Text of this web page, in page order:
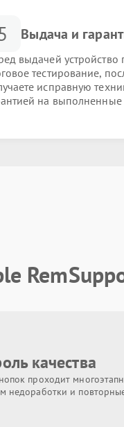
Выдача и
выдачей устройство
тестирование,
исправную
на
качества
проходит
недоработки и